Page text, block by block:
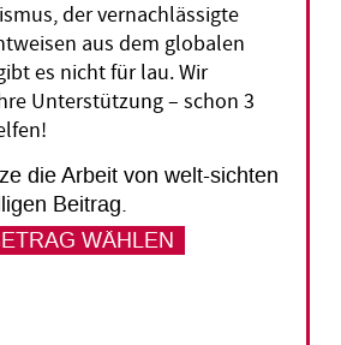
die vielen
unterstützen“
von Memorial
in Russland
Gesellschaft für historische
der vernachlässigte
aus dem globalen
es nicht für lau. Wir
Unterstützung – schon 3
die Arbeit von welt-sichten
Beitrag.
WÄHLEN